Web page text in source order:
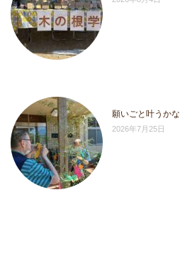
願いごと叶うかな
2026年7月25日